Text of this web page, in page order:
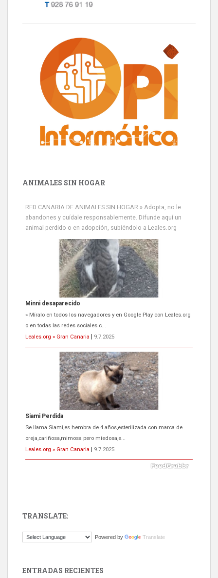
ANIMALES SIN HOGAR
RED CANARIA DE ANIMALES SIN HOGAR » Adopta, no le
abandones y cuídale responsablemente. Difunde aquí un
animal perdido o en adopción, subiéndolo a Leales.org
Minni desaparecido
» Míralo en todos los navegadores y en Google Play con Leales.org
o en todas las redes sociales c...
Leales.org » Gran Canaria
9.7.2025
Siami Perdida
Se llama Siami,es hembra de 4 años,esterilizada con marca de
oreja,cariñosa,mimosa pero miedosa,e...
Leales.org » Gran Canaria
9.7.2025
El ayuntamiento se va a llevar a Los Gatos callejeros de la zona los
TRANSLATE:
Powered by Translate
ENTRADAS RECIENTES